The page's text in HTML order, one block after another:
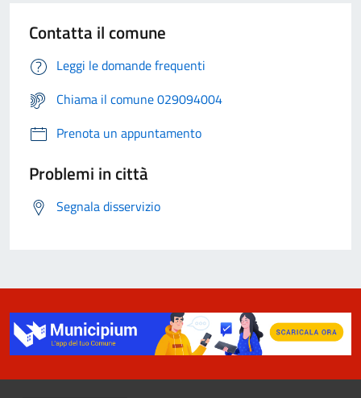
Contatta il comune
Leggi le domande frequenti
Chiama il comune 029094004
Prenota un appuntamento
Problemi in città
Segnala disservizio